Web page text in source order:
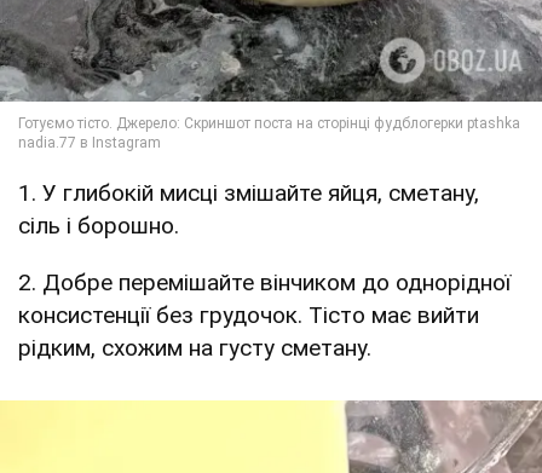
1. У глибокій мисці змішайте яйця, сметану,
сіль і борошно.
2. Добре перемішайте вінчиком до однорідної
консистенції без грудочок. Тісто має вийти
рідким, схожим на густу сметану.